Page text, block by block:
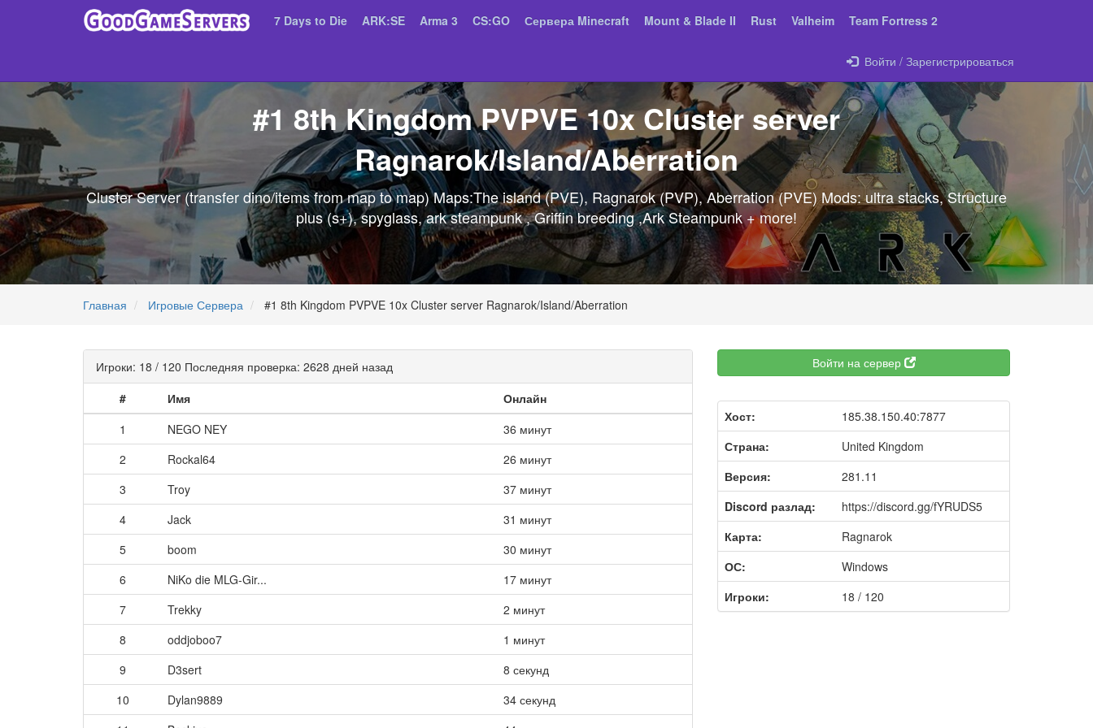
7 Days to Die ARK:SE Arma 3 CS:GO Сервера Minecraft Mount & Blade II Rust Valheim Team Fortress 2
Войти / Зарегистрироваться
#1 8th Kingdom PVPVE 10x Cluster server
Ragnarok/Island/Aberration
Cluster Server (transfer dino/items from map to map) Maps:The island (PVE), Ragnarok (PVP), Aberration (PVE) Mods: ultra stacks, Structure
plus (s+), spyglass, ark steampunk , Griffin breeding ,Ark Steampunk + more!
Главная Игровые Сервера #1 8th Kingdom PVPVE 10x Cluster server Ragnarok/Island/Aberration
Игроки: 18 / 120 Последняя проверка: 2628 дней назад
#
Имя
Онлайн
1
NEGO NEY
36 минут
2
Rockal64
26 минут
3
Troy
37 минут
4
Jack
31 минут
5
boom
30 минут
6
NiKo die MLG-Gir...
17 минут
7
Trekky
2 минут
8
oddjoboo7
1 минут
9
D3sert
8 секунд
10
Dylan9889
34 секунд
Войти на сервер
Хост:
185.38.150.40:7877
Страна:
United Kingdom
Версия:
281.11
Discord разлад:
https://discord.gg/fYRUDS5
Карта:
Ragnarok
ОС:
Windows
Игроки:
18 / 120